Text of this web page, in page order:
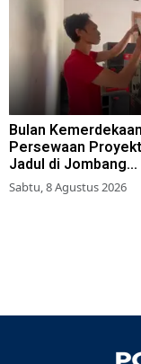
Bulan
Persewaan
Jadul di Jombang
Meningkat
Sabtu, 8 Agustus 2026